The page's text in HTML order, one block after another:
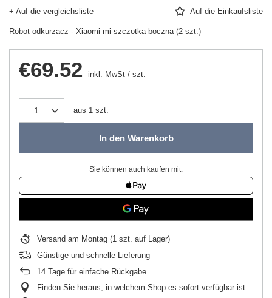
+ Auf die vergleichsliste Auf die Einkaufsliste
Robot odkurzacz - Xiaomi mi szczotka boczna (2 szt.)
€69.52 inkl. MwSt / szt.
aus 1 szt.
In den Warenkorb
Sie können auch kaufen mit:
Versand am Montag (1 szt. auf Lager)
Günstige und schnelle Lieferung
14 Tage für einfache Rückgabe
Finden Sie heraus, in welchem Shop es sofort verfügbar ist